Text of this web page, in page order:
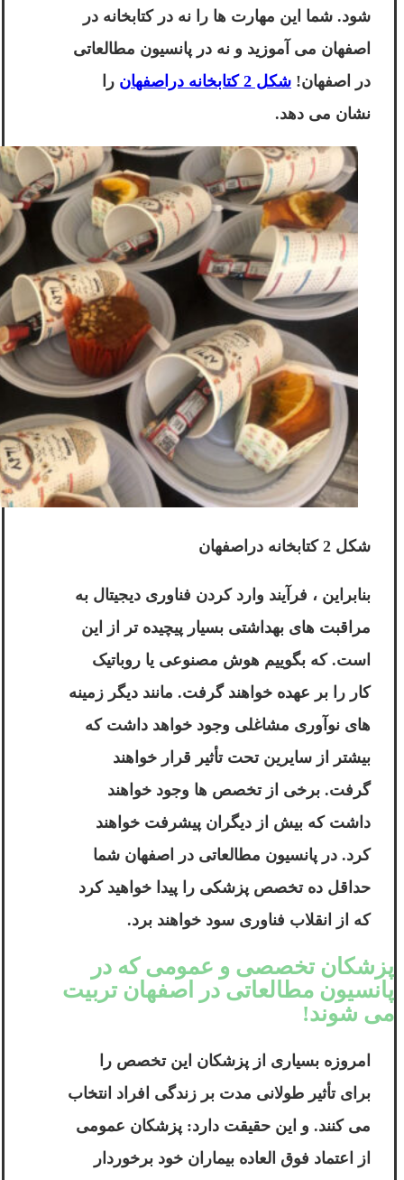
شود. شما این مهارت ها را نه در کتابخانه در
اصفهان می آموزید و نه در پانسیون مطالعاتی
در اصفهان! شکل 2 کتابخانه دراصفهان
را
نشان می دهد.
شکل 2 کتابخانه دراصفهان
بنابراین ، فرآیند وارد کردن فناوری دیجیتال به
مراقبت های بهداشتی بسیار پیچیده تر از این
است. که بگوییم هوش مصنوعی یا روباتیک
کار را بر عهده خواهند گرفت. مانند دیگر زمینه
های نوآوری مشاغلی وجود خواهد داشت که
بیشتر از سایرین تحت تأثیر قرار خواهند
گرفت. برخی از تخصص ها وجود خواهند
داشت که بیش از دیگران پیشرفت خواهند
کرد. در پانسیون مطالعاتی در اصفهان شما
حداقل ده تخصص پزشکی را پیدا خواهید کرد
که از انقلاب فناوری سود خواهند برد.
پزشکان تخصصی و عمومی که در
پانسیون مطالعاتی در اصفهان تربیت
می شوند!
امروزه بسیاری از پزشکان این تخصص را
برای تأثیر طولانی مدت بر زندگی افراد انتخاب
می کنند. و این حقیقت دارد: پزشکان عمومی
از اعتماد فوق العاده بیماران خود برخوردار